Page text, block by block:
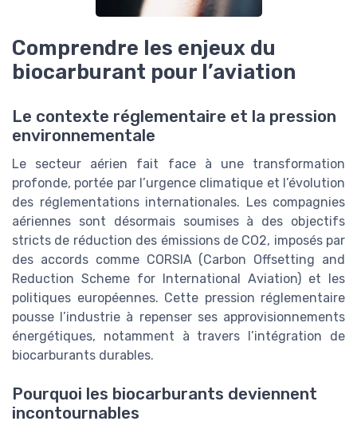
Comprendre les enjeux du
biocarburant pour l’aviation
Le contexte réglementaire et la pression
environnementale
Le secteur aérien fait face à une transformation
profonde, portée par l’urgence climatique et l’évolution
des réglementations internationales. Les compagnies
aériennes sont désormais soumises à des objectifs
stricts de réduction des émissions de CO2, imposés par
des accords comme CORSIA (Carbon Offsetting and
Reduction Scheme for International Aviation) et les
politiques européennes. Cette pression réglementaire
pousse l’industrie à repenser ses approvisionnements
énergétiques, notamment à travers l’intégration de
biocarburants durables.
Pourquoi les biocarburants deviennent
incontournables